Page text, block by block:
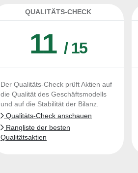
QUALITÄTS-CHECK
11 / 15
Der Qualitäts-Check prüft Aktien auf
die Qualität des Geschäftsmodells
und auf die Stabilität der Bilanz.
Qualitäts-Check anschauen
Rangliste der besten
Qualitätsaktien